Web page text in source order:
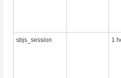
sbjs_session 1